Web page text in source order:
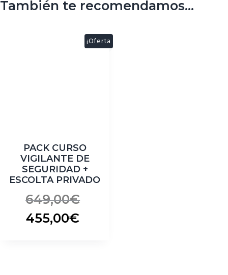
También te recomendamos…
¡Oferta
PACK CURSO
VIGILANTE DE
SEGURIDAD +
ESCOLTA PRIVADO
649,00€
455,00€